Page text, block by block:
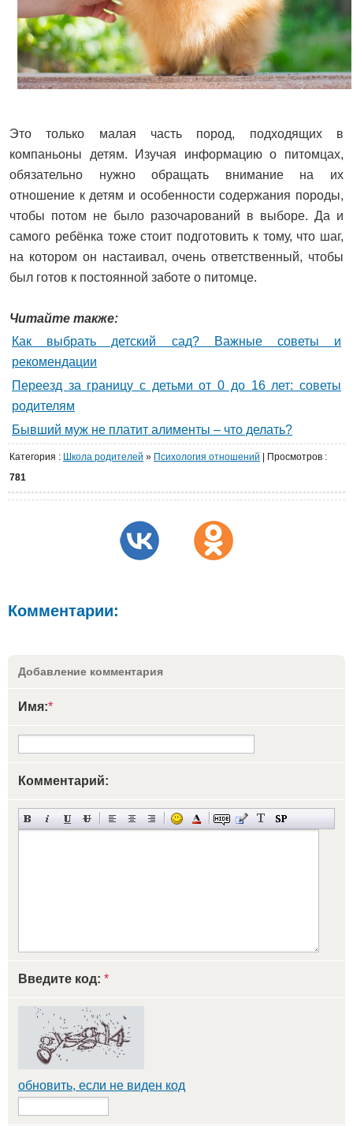
Это только малая часть пород, подходящих в
компаньоны детям. Изучая информацию о питомцах,
обязательно нужно обращать внимание на их
отношение к детям и особенности содержания породы,
чтобы потом не было разочарований в выборе. Да и
самого ребёнка тоже стоит подготовить к тому, что шаг,
на котором он настаивал, очень ответственный, чтобы
был готов к постоянной заботе о питомце.
Читайте также:
Как выбрать детский сад? Важные советы и
рекомендации
Переезд за границу с детьми от 0 до 16 лет: советы
родителям
Бывший муж не платит алименты – что делать?
Категория : Школа родителей » Психология отношений Просмотров :
781
Комментарии:
Добавление комментария
Имя:*
Комментарий:
Введите код: *
обновить, если не виден код